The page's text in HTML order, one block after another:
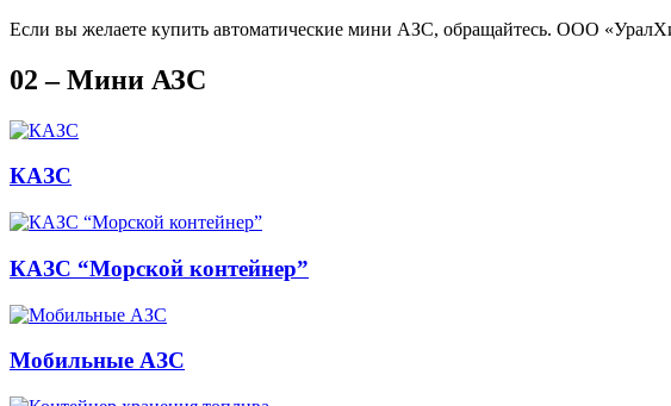
Если вы желаете купить автоматические мини АЗС, обращайтесь. ООО
02 – Мини АЗС
КАЗС
КАЗС “Морской контейнер”
Мобильные АЗС